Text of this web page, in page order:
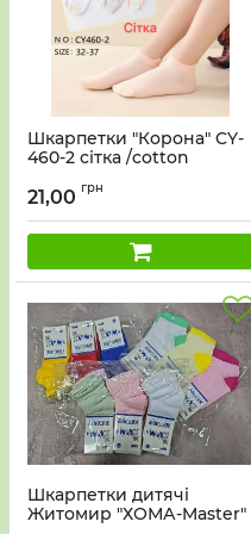
Шкарпетки "Корона" CY-
460-2 сітка /cotton
-(Дівчинка -короткі
п'яті виступ / язичок) -уп.
21,00 грн
Шкарпетки дитячі
Житомир "ХОМА-Master"